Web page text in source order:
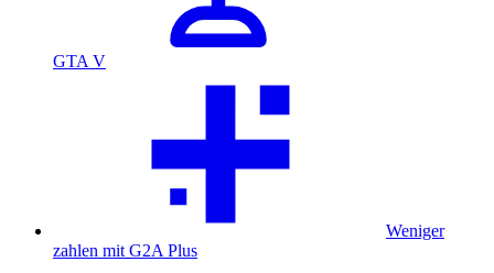
GTA V
Weniger
zahlen mit G2A Plus